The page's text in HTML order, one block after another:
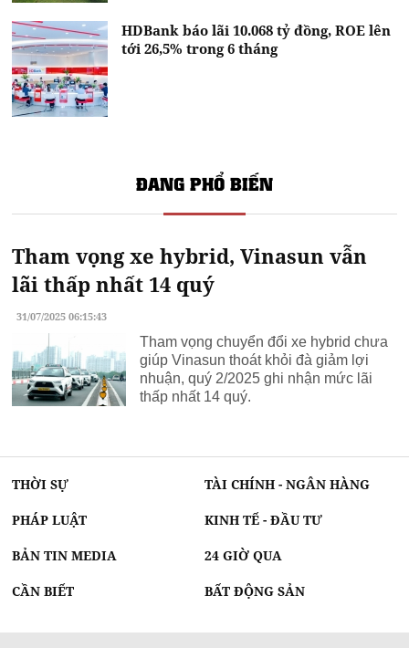
HDBank báo lãi 10.068 tỷ đồng, ROE lên
tới 26,5% trong 6 tháng
ĐANG PHỔ BIẾN
Tham vọng xe hybrid, Vinasun vẫn
lãi thấp nhất 14 quý
31/07/2025 06:15:43
Tham vọng chuyển đổi xe hybrid chưa
giúp Vinasun thoát khỏi đà giảm lợi
nhuận, quý 2/2025 ghi nhận mức lãi
thấp nhất 14 quý.
THỜI SỰ TÀI CHÍNH - NGÂN HÀNG
PHÁP LUẬT KINH TẾ - ĐẦU TƯ
BẢN TIN MEDIA 24 GIỜ QUA
CẦN BIẾT BẤT ĐỘNG SẢN